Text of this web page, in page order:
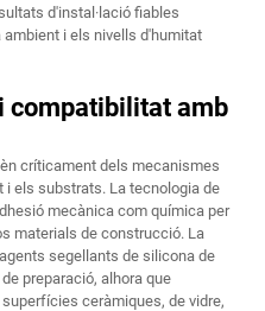
d'instal·lació fiables
i els nivells d'humitat
compatibilitat amb
críticament dels mecanismes
i els substrats. La tecnologia de
mecànica com química per
materials de construcció. La
segellants de silicona de
preparació, alhora que
ceràmiques, de vidre,